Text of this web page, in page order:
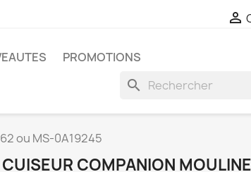

PROMOTIONS
search
ou MS-0A19245
COMPANION